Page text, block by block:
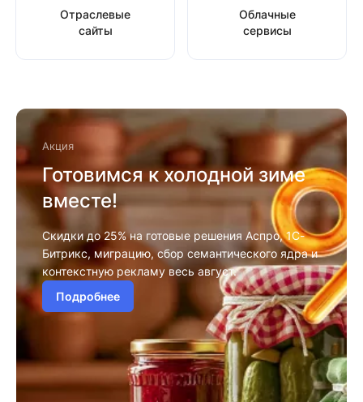
Отраслевые
сайты
Облачные
сервисы
Акция
Готовимся к холодной зиме
вместе!
Скидки до 25% на готовые решения Аспро, 1С-
Битрикс, миграцию, сбор семантического ядра и
контекстную рекламу весь август.
Подробнее